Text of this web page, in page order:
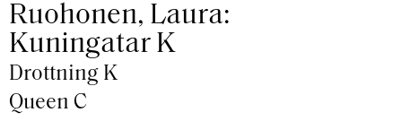
Ruohonen, Laura:
Kuningatar K
Drottning K
Queen C